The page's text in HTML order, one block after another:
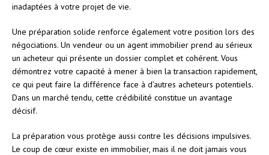
inadaptées à votre projet de vie.
Une préparation solide renforce également votre position lors des
négociations. Un vendeur ou un agent immobilier prend au sérieux
un acheteur qui présente un dossier complet et cohérent. Vous
démontrez votre capacité à mener à bien la transaction rapidement,
ce qui peut faire la différence face à d’autres acheteurs potentiels.
Dans un marché tendu, cette crédibilité constitue un avantage
décisif.
La préparation vous protège aussi contre les décisions impulsives.
Le coup de cœur existe en immobilier, mais il ne doit jamais vous